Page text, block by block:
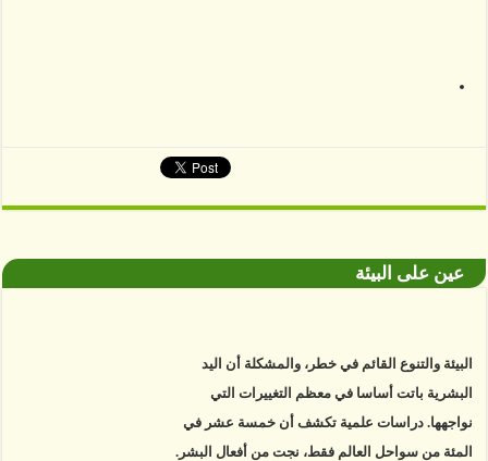
عين على البيئة
البيئة والتنوع القائم في خطر، والمشكلة أن اليد
البشرية باتت أساسا في معظم التغييرات التي
نواجهها. دراسات علمية تكشف أن خمسة عشر في
المئة من سواحل العالم فقط، نجت من أفعال البشر.